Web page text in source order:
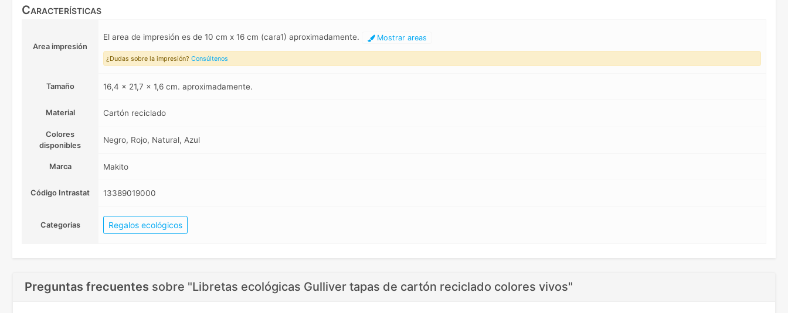
Características
Area impresión
El area de impresión es de 10 cm x 16 cm (cara1) aproximadamente. Mostrar areas
¿Dudas sobre la impresión? Consúltenos
Tamaño 16,4 x 21,7 x 1,6 cm. aproximadamente.
Material Cartón reciclado
Colores
disponibles
Negro, Rojo, Natural, Azul
Marca Makito
Código Intrastat 13389019000
Categorias Regalos ecológicos
Preguntas frecuentes sobre "Libretas ecológicas Gulliver tapas de cartón reciclado colores vivos"